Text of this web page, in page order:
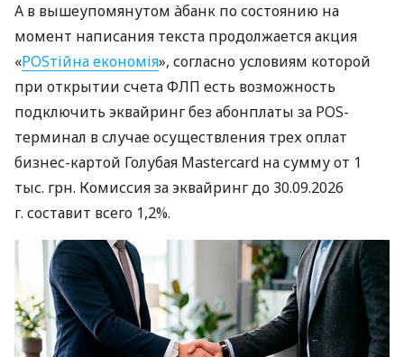
А в вышеупомянутом àбанк по состоянию на
момент написания текста продолжается акция
«POSтійна економія», согласно условиям которой
при открытии счета ФЛП есть возможность
подключить эквайринг без абонплаты за POS-
терминал в случае осуществления трех оплат
бизнес-картой Голубая Mastercard на сумму от 1
тыс. грн. Комиссия за эквайринг до 30.09.2026
г. составит всего 1,2%.